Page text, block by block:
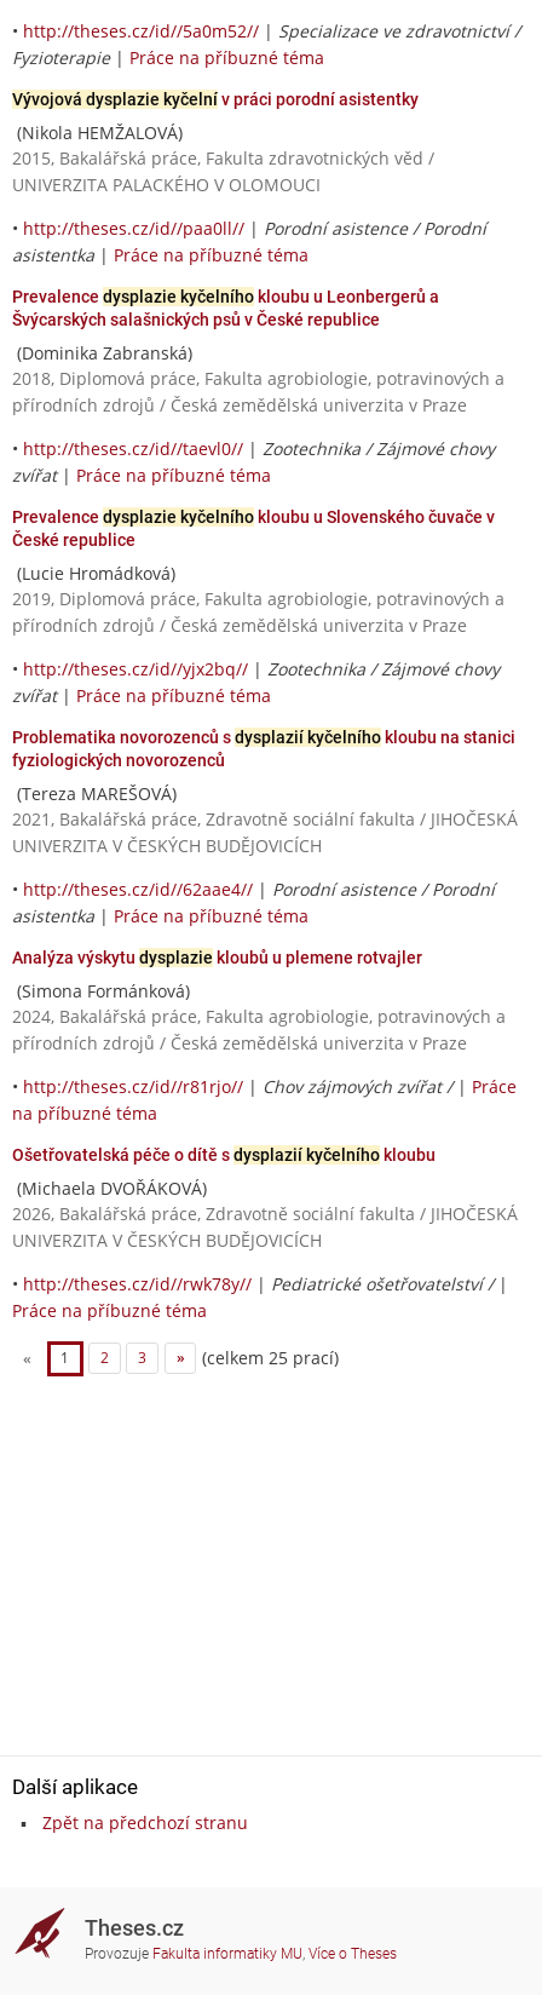
• http://theses.cz/id//5a0m52// | Specializace ve zdravotnictví /
Fyzioterapie| Práce na příbuzné téma
Vývojová dysplazie kyčelnív práci porodní asistentky
(Nikola HEMŽALOVÁ)
2015, Bakalářská práce, Fakulta zdravotnických věd /
UNIVERZITA PALACKÉHO V OLOMOUCI
• http://theses.cz/id//paa0ll// | Porodní asistence / Porodní
asistentka | Práce na příbuzné téma
Prevalence dysplazie kyčelního kloubu u Leonbergerů a
Švýcarských salašnických psů v České republice
(Dominika Zabranská)
2018, Diplomová práce, Fakulta agrobiologie, potravinových a
přírodních zdrojů / Česká zemědělská univerzita v Praze
• http://theses.cz/id//taevl0// | Zootechnika / Zájmové chovy
zvířat| Práce na příbuzné téma
Prevalence dysplazie kyčelního kloubu u Slovenského čuvače v
České republice
(Lucie Hromádková)
2019, Diplomová práce, Fakulta agrobiologie, potravinových a
přírodních zdrojů / Česká zemědělská univerzita v Praze
• http://theses.cz/id//yjx2bq// | Zootechnika / Zájmové chovy
zvířat| Práce na příbuzné téma
Problematika novorozenců sdysplazií kyčelního kloubu na stanici
fyziologických novorozenců
(Tereza MAREŠOVÁ)
2021, Bakalářská práce, Zdravotně sociální fakulta / JIHOČESKÁ
UNIVERZITA V ČESKÝCH BUDĚJOVICÍCH
• http://theses.cz/id//62aae4// | Porodní asistence / Porodní
asistentka | Práce na příbuzné téma
Analýza výskytu dysplazie kloubů u plemene rotvajler
(Simona Formánková)
2024, Bakalářská práce, Fakulta agrobiologie, potravinových a
přírodních zdrojů / Česká zemědělská univerzita v Praze
• http://theses.cz/id//r81rjo// | Chov zájmových zvířat / | Práce
na příbuzné téma
Ošetřovatelská péče o dítě sdysplazií kyčelního kloubu
(Michaela DVOŘÁKOVÁ)
2026, Bakalářská práce, Zdravotně sociální fakulta / JIHOČESKÁ
UNIVERZITA V ČESKÝCH BUDĚJOVICÍCH
• http://theses.cz/id//rwk78y// | Pediatrické ošetřovatelství / |
Práce na příbuzné téma
« 1 2 3 » (celkem 25 prací)
Další aplikace
Zpět na předchozí stranu
Theses.cz
Provozuje Fakulta informatiky MU, Více o Theses